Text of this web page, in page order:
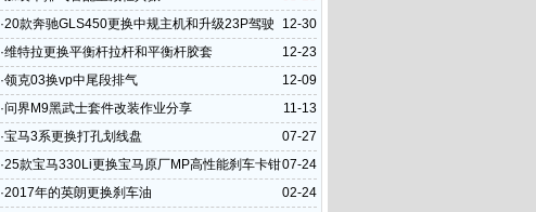
12-30
·20款奔驰GLS450更换中规主机和升级23P驾驶
辅助系统
12-23
·维特拉更换平衡杆拉杆和平衡杆胶套
12-09
·领克03换vp中尾段排气
11-13
·问界M9黑武士套件改装作业分享
07-27
·宝马3系更换打孔划线盘
07-24
·25款宝马330Li更换宝马原厂MP高性能刹车卡钳
02-24
·2017年的英朗更换刹车油